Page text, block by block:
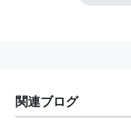
関連ブログ